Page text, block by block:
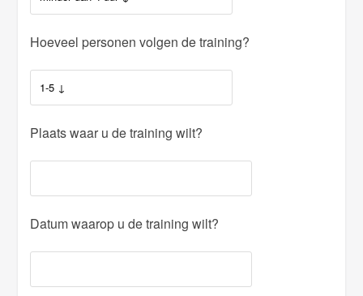
Hoeveel personen volgen de training?
Plaats waar u de training wilt?
Datum waarop u de training wilt?